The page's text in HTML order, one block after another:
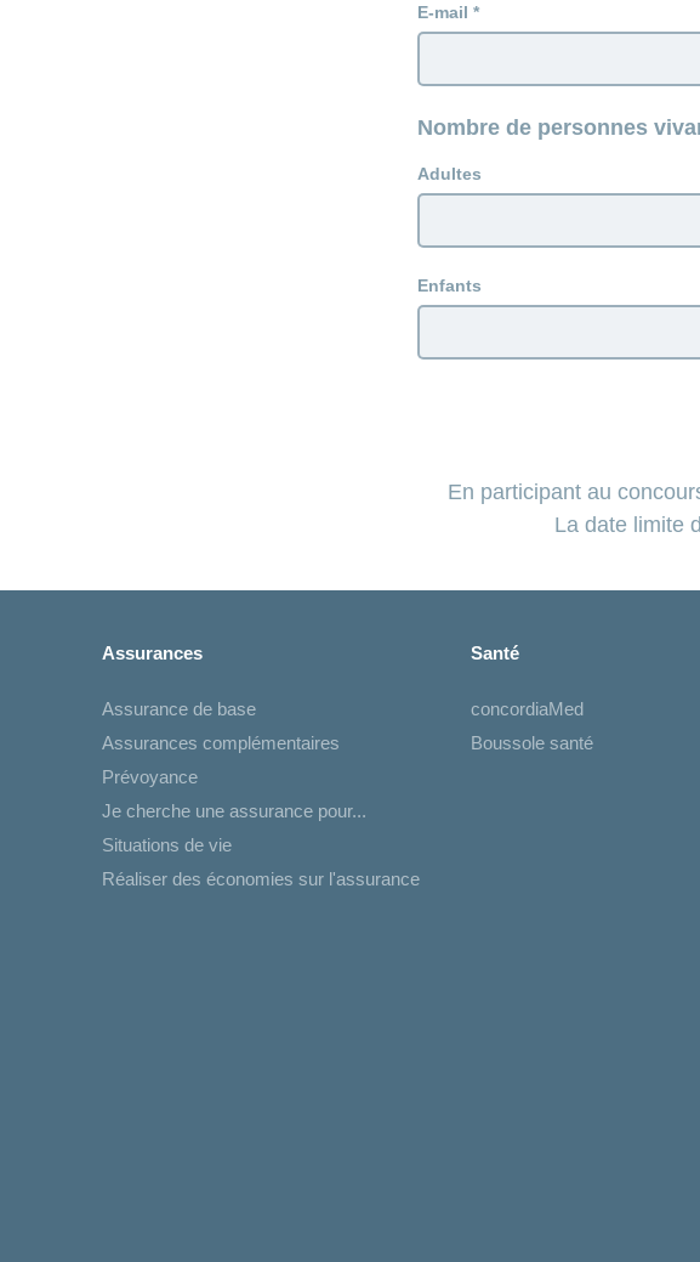
E-mail
Nombre de personnes
Adultes
Enfants
En participant au
La date limite
Assurances
Assurance de base
Assurances complémentaires
Prévoyance
Je cherche une assurance pour...
Situations de vie
Réaliser des économies sur l'assurance
Santé
concordiaMed
Boussole santé